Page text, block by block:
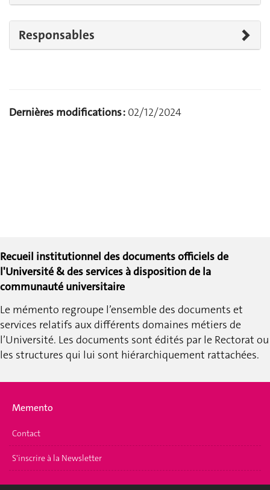
Responsables
Dernières modifications : 02/12/2024
Recueil institutionnel des documents officiels de
l'Université & des services à disposition de la
communauté universitaire
Le mémento regroupe l’ensemble des documents et
services relatifs aux différents domaines métiers de
l’Université. Les documents sont édités par le Rectorat ou
les structures qui lui sont hiérarchiquement rattachées.
Memento
Contact
S'inscrire à la Newsletter